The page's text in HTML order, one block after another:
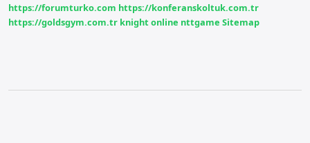
https://forumturko.com https://konferanskoltuk.com.tr
https://goldsgym.com.tr knight online nttgame Sitemap